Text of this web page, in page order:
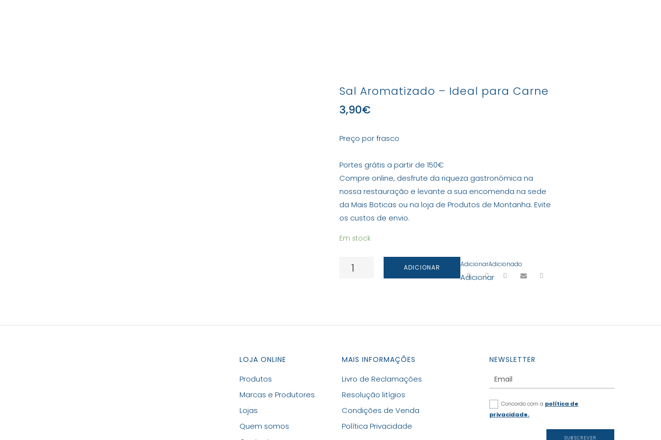
Sal Aromatizado – Ideal para Carne
3,90€
Preço por frasco
Portes grátis a partir de 150€
Compre online, desfrute da riqueza gastronómica na
nossa restauração e levante a sua encomenda na sede
da Mais Boticas ou na loja de Produtos de Montanha. Evite
os custos de envio.
Em stock
Quantidade
Carne
ADICIONAR AdicionarAdicionado
Adicionar
LOJA ONLINE
Produtos
Marcas e Produtores
Lojas
Quem somos
MAIS INFORMAÇÕES
Livro de Reclamações
Resolução litígios
Condições de Venda
Política Privacidade
NEWSLETTER
Concordo com a política de
privacidade.
SUBSCREVER